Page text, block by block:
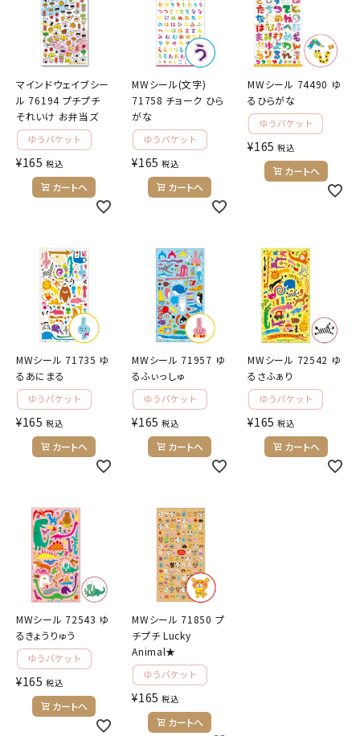
マインドウェイブシー
ル 76194 プチプチ
それいけ お弁当ズ
¥165 税込
カートへ
MWシール(文字)
71758 チョーク ひら
がな
¥165 税込
カートへ
MWシール 74490 ゆ
るひらがな
¥165 税込
カートへ
MWシール 71735 ゆ
るあにまる
¥165 税込
カートへ
MWシール 71957 ゆ
るふぃっしゅ
¥165 税込
カートへ
MWシール 72542 ゆ
るさふぁり
¥165 税込
カートへ
MWシール 72543 ゆ
るきょうりゅう
¥165 税込
カートへ
MWシール 71850 プ
チプチ Lucky
Animal★
¥165 税込
カートへ